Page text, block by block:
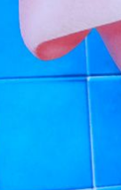
おすすめ
#亀和田武